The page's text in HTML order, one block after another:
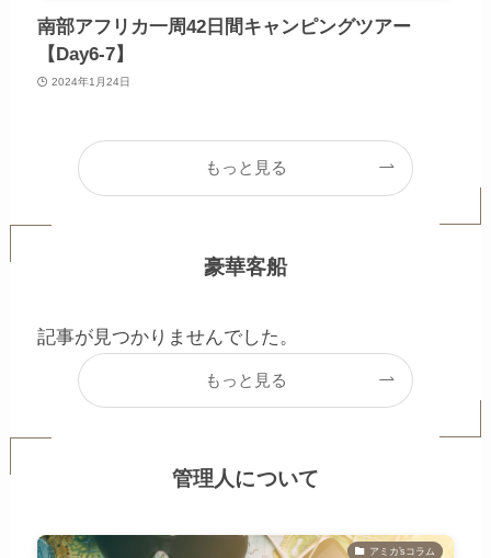
南部アフリカ一周42日間キャンピングツアー
【Day6-7】
2024年1月24日
もっと見る
豪華客船
記事が見つかりませんでした。
もっと見る
管理人について
アミカ’sコラム